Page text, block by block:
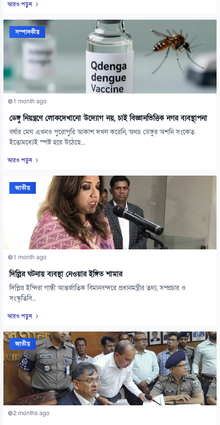
আরও পড়ুন
সম্পাদকীয়
1 month ago
ডেঙ্গু নিয়ন্ত্রণে লোকদেখানো উদ্যোগ নয়, চাই বিজ্ঞানভিত্তিক নগর ব্যবস্থাপনা
বর্ষার মেঘ এখনও পুরোপুরি আকাশ দখল করেনি, অথচ ডেঙ্গুর অশনি সংকেত
ইতোমধ্যেই স্পষ্ট হয়ে উঠেছে...
আরও পড়ুন
জাতীয়
1 month ago
দিল্লির ঘটনায় ব্যবস্থা নেওয়ার ইঙ্গিত শামার
দিল্লির ইন্দিরা গান্ধী আন্তর্জাতিক বিমানবন্দরে প্রধানমন্ত্রীর তথ্য, সম্প্রচার ও
সংস্কৃতিবি...
আরও পড়ুন
জাতীয়
2 months ago